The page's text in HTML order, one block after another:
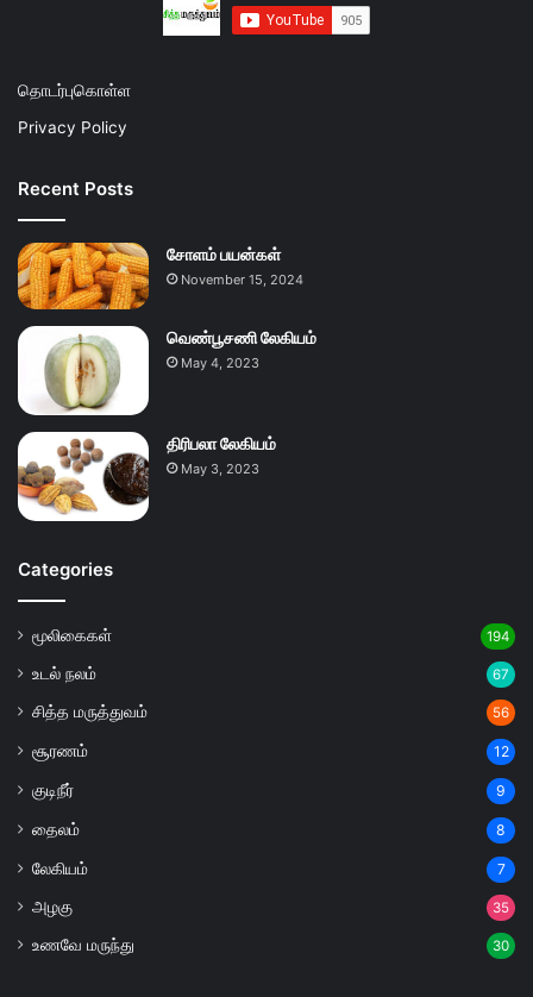
தொடர்புகொள்ள
Privacy Policy
Recent Posts
சோளம் பயன்கள்
November 15, 2024
வெண்பூசணி லேகியம்
May 4, 2023
திரிபலா லேகியம்
May 3, 2023
Categories
மூலிகைகள் 194
உடல் நலம் 67
சித்த மருத்துவம் 56
சூரணம் 12
குடிநீர் 9
தைலம் 8
லேகியம் 7
அழகு 35
உணவே மருந்து 30